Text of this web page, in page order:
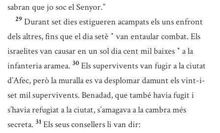
sabran que jo soc el Senyor.”
29 Durant set dies estigueren acampats els uns enfront
dels altres, fins que el dia setè * van entaular combat. Els
israelites van causar en un sol dia cent mil baixes * a la
infanteria aramea. 30 Els supervivents van fugir a la ciutat
d’Afec, però la muralla es va desplomar damunt els vint-i-
set mil supervivents. Benadad, que també havia fugit i
s’havia refugiat a la ciutat, s’amagava a la cambra més
secreta. 31 Els seus consellers li van dir: